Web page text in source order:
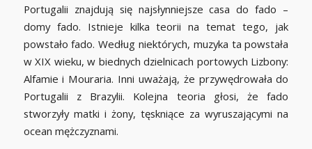
Portugalii znajdują się najsłynniejsze casa do fado –
domy fado. Istnieje kilka teorii na temat tego, jak
powstało fado. Według niektórych, muzyka ta powstała
w XIX wieku, w biednych dzielnicach portowych Lizbony:
Alfamie i Mouraria. Inni uważają, że przywędrowała do
Portugalii z Brazylii. Kolejna teoria głosi, że fado
stworzyły matki i żony, tęskniące za wyruszającymi na
ocean mężczyznami.